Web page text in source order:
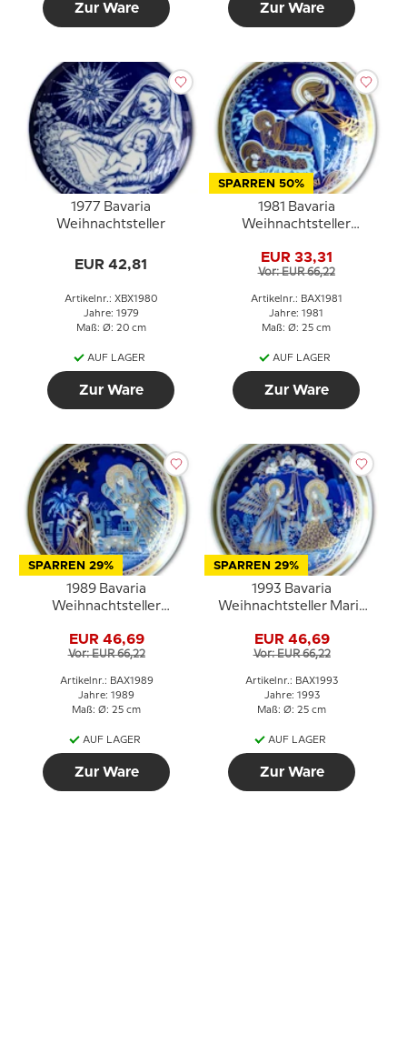
Zur Ware Zur Ware
1977 Bavaria
Weihnachtsteller
EUR 42,81
Artikelnr.: XBX1980
Jahre: 1979
Maß: Ø: 20 cm
AUF LAGER
Zur Ware
SPARREN 50%
1981 Bavaria
Weihnachtsteller
EUR 33,31
Vor: EUR 66,22
Artikelnr.: BAX1981
Jahre: 1981
Maß: Ø: 25 cm
AUF LAGER
Zur Ware
SPARREN 29%
1989 Bavaria
Weihnachtsteller
Hirten
EUR 46,69
Vor: EUR 66,22
Artikelnr.: BAX1989
Jahre: 1989
Maß: Ø: 25 cm
AUF LAGER
Zur Ware
SPARREN 29%
1993 Bavaria
Weihnachtsteller Mariä
EUR 46,69
Vor: EUR 66,22
Artikelnr.: BAX1993
Jahre: 1993
Maß: Ø: 25 cm
AUF LAGER
Zur Ware